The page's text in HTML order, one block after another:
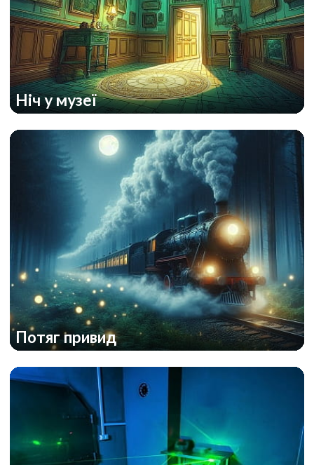
Ніч у музеї
Потяг привид